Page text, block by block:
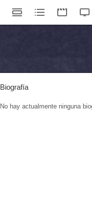
Biografía
No hay actualmente ninguna